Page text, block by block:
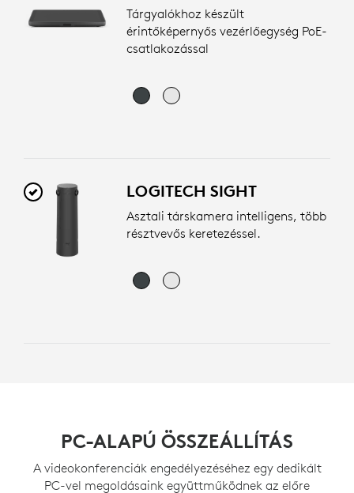
Tárgyalókhoz készült
érintőképernyős vezérlőegység PoE-
csatlakozással
LOGITECH SIGHT
Asztali társkamera intelligens, több
résztvevős keretezéssel.
PC-ALAPÚ ÖSSZEÁLLÍTÁS
A videokonferenciák engedélyezéséhez egy dedikált
PC-vel megoldásaink együttműködnek az előre